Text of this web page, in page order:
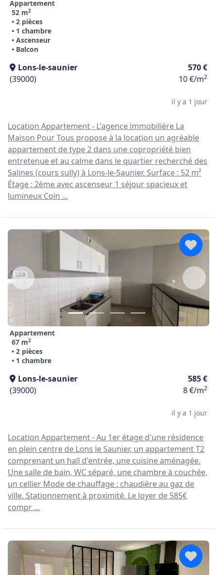
Appartement
52 m2
• 2 pièces
• 1 chambre
• Ascenseur
• Balcon
Lons-le-saunier
570 €
(39000)
10 €/m2
il y a 1 jour
Location Appartement - L'agence immobilière La
Maison Pour Tous propose à la location un agréable
appartement de type 2 dans une copropriété bien
entretenue et au calme dans le quartier recherché des
Salines (cours sully) à Lons-le-Saunier. Surface : 52 m²
Étage : 2ème avec ascenseur 1 séjour spacieux et
lumineux Coin ...
Appartement
67 m2
• 2 pièces
• 1 chambre
Lons-le-saunier
585 €
(39000)
8 €/m2
il y a 1 jour
Location Appartement - Au 1er étage d'une résidence
en plein centre de Lons le Saunier, un appartement T2
comprenant un hall d'entrée, une cuisine aménagée.
Une salle de bain, WC séparé, une chambre à couchée,
un cellier Mode de chauffage : chaudière au gaz de
ville. Stationnement à proximité. Le loyer de 585€
compr ...